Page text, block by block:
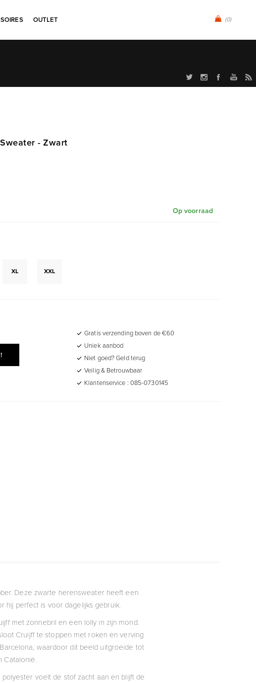
(0)
OUTLET
- Zwart
Op voorraad
XL XXL
Gratis verzending boven de €60
Uniek aanbod
Niet goed? Geld terug
Veilig & Betrouwbaar
Klantenservice : 085-0730145
Deze zwarte herensweater heeft een
hij perfect is voor dagelijks gebruik.
met zonnebril en een lolly in zijn mond.
Cruijff te stoppen met roken en verving
waardoor dit beeld uitgroeide tot
Catalonië.
voelt de stof zacht aan en blijft de